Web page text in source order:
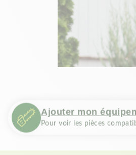
Ajouter mon
Pour voir les pièces